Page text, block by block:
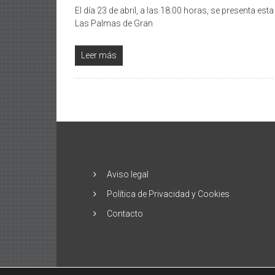
El día 23 de abril, a las 18:00 horas, se presenta
Las Palmas de Gran
Leer más
Aviso legal
Política de Privacidad y Cookies
Contacto